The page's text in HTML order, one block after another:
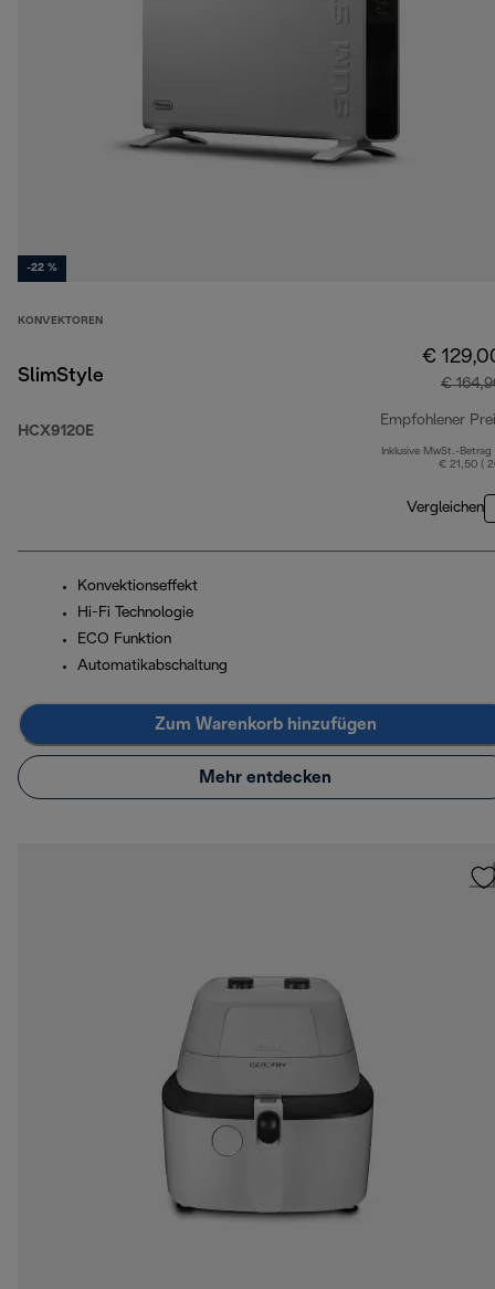
-22 %
KONVEKTOREN
SlimStyle
HCX9120E
€
€
Empfohlener
Inklusive MwSt.-Betrag
€ 21,50 (
Vergleichen
Konvektionseffekt
Hi-Fi Technologie
ECO Funktion
Automatikabschaltung
Zum Warenkorb hinzufügen
Mehr entdecken